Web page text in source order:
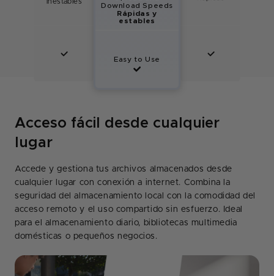
Download Speeds
Rápidas y
estables
Easy to Use
Acceso fácil desde cualquier
lugar
Accede y gestiona tus archivos almacenados desde
cualquier lugar con conexión a internet. Combina la
seguridad del almacenamiento local con la comodidad del
acceso remoto y el uso compartido sin esfuerzo. Ideal
para el almacenamiento diario, bibliotecas multimedia
domésticas o pequeños negocios.